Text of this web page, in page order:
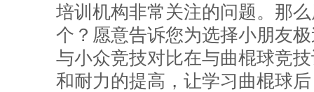
培训机构非常关注的问题。那
个？愿意告诉您为选择小朋友
与小众竞技对比在与曲棍球竞
和耐力的提高，让学习曲棍球